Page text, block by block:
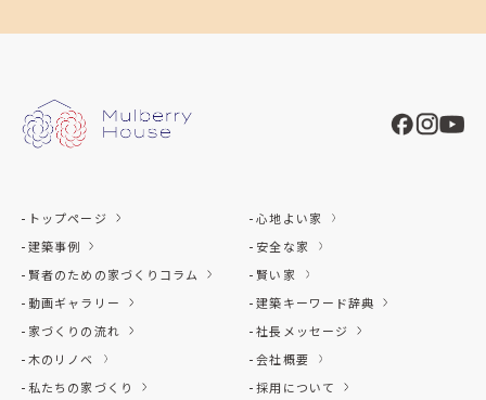
トップページ
建築事例
賢者のための家づくりコラム
動画ギャラリー
家づくりの流れ
木のリノベ
私たちの家づくり
心地よい家
安全な家
賢い家
建築キーワード辞典
社長メッセージ
会社概要
採用について